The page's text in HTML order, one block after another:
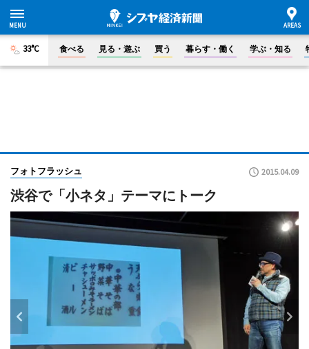
33°C 食べる 見る・遊ぶ 買う 暮らす・働く 学ぶ・知る
フォトフラッシュ 2015.04.09
渋谷で「小ネタ」テーマにトーク